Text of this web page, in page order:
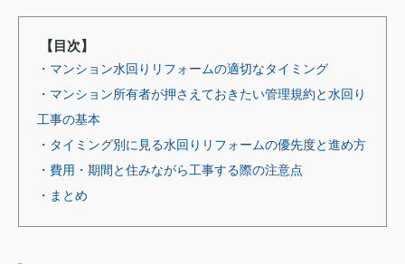
【目次】
・マンション水回りリフォームの適切なタイミング
・マンション所有者が押さえておきたい管理規約と水回り
工事の基本
・タイミング別に見る水回りリフォームの優先度と進め方
・費用・期間と住みながら工事する際の注意点
・まとめ